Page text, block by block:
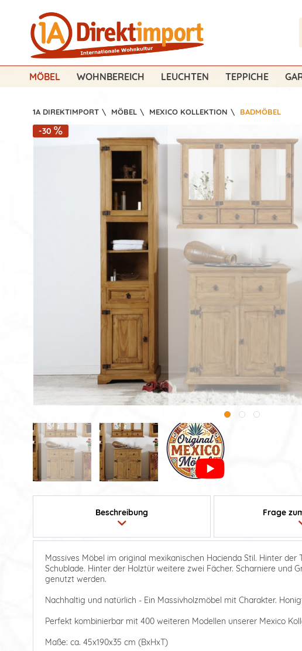
MÖBEL WOHNBEREICH LEUCHTEN TEPPICHE
1A DIREKTIMPORT \ MÖBEL \ MEXICO KOLLEKTION \ BADMÖBEL
-30
Beschreibung Frage
Massives Möbel im original mexikanischen Hacienda Stil. Hinter
Schublade. Hinter der Holztür weitere zwei Fächer. Scharniere und
genutzt werden.
Nachhaltig und natürlich - Ein Massivholzmöbel mit Charakter.
Perfekt kombinierbar mit 400 weiteren Modellen unserer Mexico
Maße: ca. 45x190x35 cm (BxHxT)